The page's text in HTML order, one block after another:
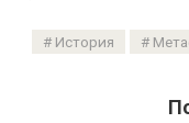
История